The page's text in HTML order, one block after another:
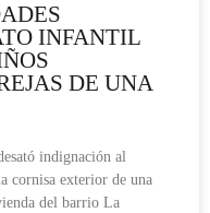
INFANTIL
DE UNA
indignación al
cornisa exterior de una
del barrio La